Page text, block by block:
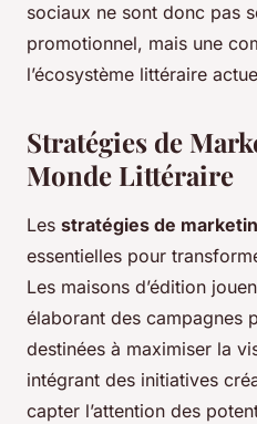
sociaux ne sont donc pas
promotionnel, mais une
l’écosystème littéraire
Stratégies de
Monde Littéraire
Les stratégies de
essentielles pour
Les maisons d’édition
élaborant des campagnes
destinées à maximiser la
intégrant des initiatives
capter l’attention des